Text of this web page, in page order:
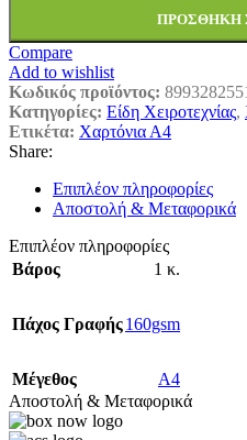
ΠΡΟΣΘΉΚΗ
Compare
Add to wishlist
Κωδικός προϊόντος:
Κατηγορίες: Είδη Χειροτεχνίας,
Ετικέτα: Χαρτόνια Α4
Share:
Επιπλέον πληροφορίες
Αποστολή & Μεταφορικά
Επιπλέον πληροφορίες
Βάρος
1 κ.
Πάχος Γραφής160gsm
Μέγεθος
A4
Αποστολή & Μεταφορικά